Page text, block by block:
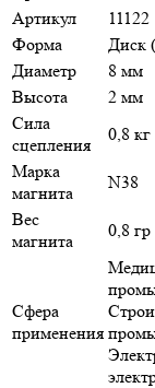
Артикул
11122
Форма
Диск
Диаметр
8 мм
Высота
2 мм
Сила
сцепления
0,8 кг
Марка
магнита
N38
Вес
магнита
0,8 гр
Сфера
применения